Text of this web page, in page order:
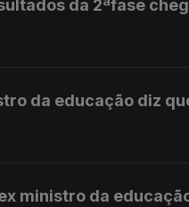
da 2ªfase
da educação diz
ministro da